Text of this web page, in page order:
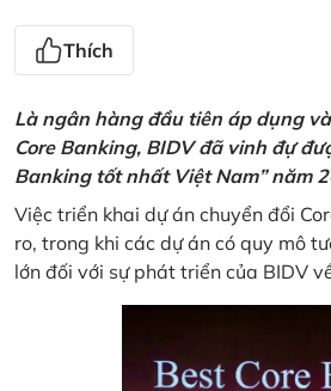
Thích
Là ngân hàng đầu tiên áp dụng
Core Banking, BIDV đã vinh đự
Banking tốt nhất Việt Nam” năm
Việc triển khai dự án chuyển đổi
ro, trong khi các dự án có quy mô
lớn đối với sự phát triển của BIDV